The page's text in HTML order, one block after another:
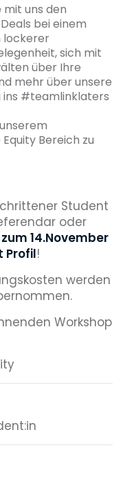
mit uns den
bei einem
lockerer
sich mit
über Ihre
mehr über unsere
ins #teamlinklaters
Bereich zu
Student
oder
14.November
Profil!
werden
Workshop